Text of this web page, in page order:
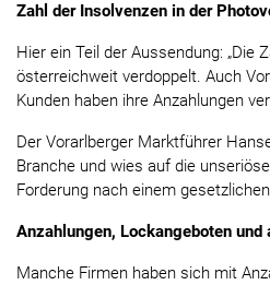
Zahl der Insolvenzen in der
Hier ein Teil der Aussendung: „Die
österreichweit verdoppelt. Auch
Kunden haben ihre Anzahlungen
Der Vorarlberger Marktführer
Branche und wies auf die
Forderung nach einem
Anzahlungen, Lockangeboten und
Manche Firmen haben sich mit